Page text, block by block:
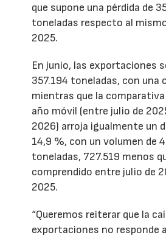
que supone una pérdida de
toneladas respecto al
2025.
En junio, las exportaciones
357.194 toneladas, con una
mientras que la
año móvil (entre julio de
2026) arroja igualmente un
14,9 %, con un volumen de
toneladas, 727.519 menos
comprendido entre julio de
2025.
“Queremos reiterar que la
exportaciones no responde